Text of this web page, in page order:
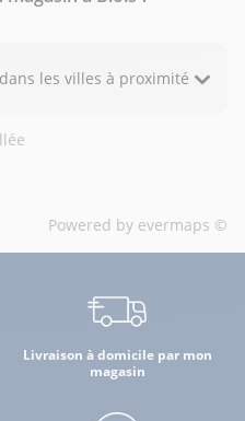
les villes à proximité
Powered by evermaps ©
Livraison à domicile par mon
magasin